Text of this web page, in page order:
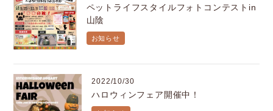
ペットライフスタイルフォトコンテストin
山陰
お知らせ
2022/10/30
ハロウィンフェア開催中！